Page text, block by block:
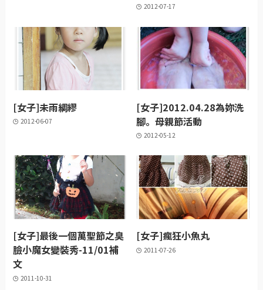
2012-07-17
[女子]未雨綢繆
2012-06-07
[女子]2012.04.28為妳洗
腳。母親節活動
2012-05-12
[女子]最後一個萬聖節之臭
臉小魔女變裝秀-11/01補
文
2011-10-31
[女子]瘋狂小魚丸
2011-07-26